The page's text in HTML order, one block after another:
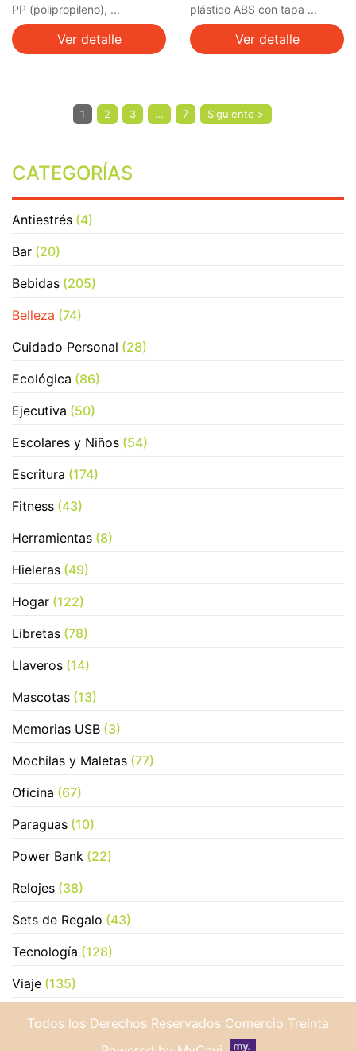
PP (polipropileno), ...
Ver detalle
plástico ABS con tapa ...
Ver detalle
1 2 3 … 7 Siguiente >
CATEGORÍAS
Antiestrés (4)
Bar (20)
Bebidas (205)
Belleza (74)
Cuidado Personal (28)
Ecológica (86)
Ejecutiva (50)
Escolares y Niños (54)
Escritura (174)
Fitness (43)
Herramientas (8)
Hieleras (49)
Hogar (122)
Libretas (78)
Llaveros (14)
Mascotas (13)
Memorias USB (3)
Mochilas y Maletas (77)
Oficina (67)
Paraguas (10)
Power Bank (22)
Relojes (38)
Sets de Regalo (43)
Tecnología (128)
Viaje (135)
Todos los Derechos Reservados Comercio Treinta